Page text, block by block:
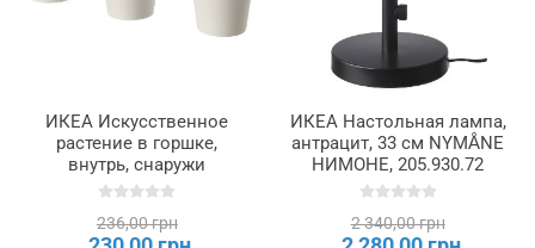
ИКЕА Искусственное
растение в горшке,
внутрь, снаружи
Суккулент, 6 см, 3 шт.
236,00 грн
ИКЕА Настольная лампа,
антрацит, 33 см NYMÅNE
НИМОНЕ, 205.930.72
2 340,00 грн